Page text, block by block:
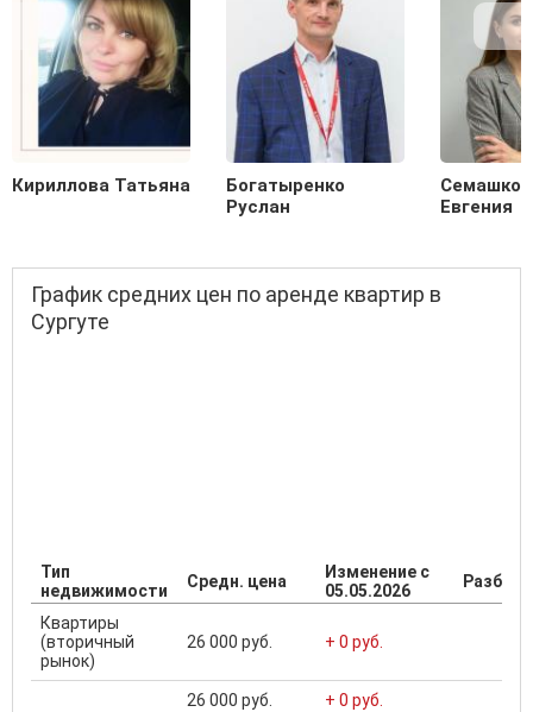
Кириллова Татьяна
Богатыренко
Руслан
Евгения
График средних цен по аренде квартир в
Сургуте
Тип
недвижимости
Средн. цена
Изменение с
05.05.2026
Квартиры
(вторичный
рынок)
26 000 руб. + 0 руб.
26 000 руб. + 0 руб.